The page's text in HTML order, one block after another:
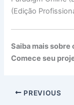
(Edição
Saiba mais sobre
Comece seu
PREVIOUS